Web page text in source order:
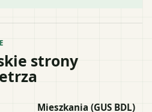
strony
Mieszkania (GUS BDL)